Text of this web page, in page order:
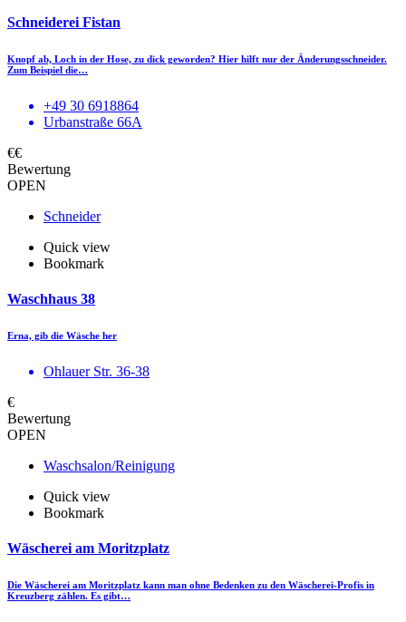
Schneiderei Fistan
Knopf ab, Loch in der Hose, zu dick geworden? Hier hilft nur der Änderungsschneider.
Zum Beispiel die…
+49 30 6918864
Urbanstraße 66A
€€
Bewertung
OPEN
Schneider
Quick view
Bookmark
Waschhaus 38
Erna, gib die Wäsche her
Ohlauer Str. 36-38
€
Bewertung
OPEN
Waschsalon/Reinigung
Quick view
Bookmark
Wäscherei am Moritzplatz
Die Wäscherei am Moritzplatz kann man ohne Bedenken zu den Wäscherei-Profis in
Kreuzberg zählen. Es gibt…